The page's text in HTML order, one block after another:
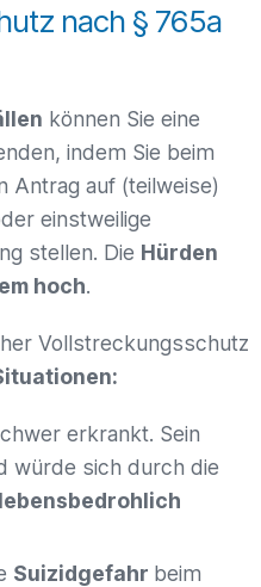
nach § 765a
können Sie eine
indem Sie beim
Antrag auf (teilweise)
einstweilige
stellen. Die Hürden
hoch.
Vollstreckungsschutz
erkrankt. Sein
würde sich durch die
Suizidgefahr beim